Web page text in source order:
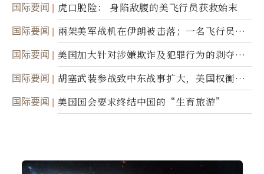
国际要闻 虎口脱险： 身陷敌腹的美飞行员获救始末
国际要闻
兩架美军战机在伊朗被击落；一名飞行员失
踪
国际要闻
美国加大针对涉嫌欺诈及犯罪行为的剥夺公
民权力度
国际要闻
胡塞武装参战致中东战事扩大，美国权衡地
面入侵的可能性
国际要闻 美国国会要求终结中国的“生育旅游”